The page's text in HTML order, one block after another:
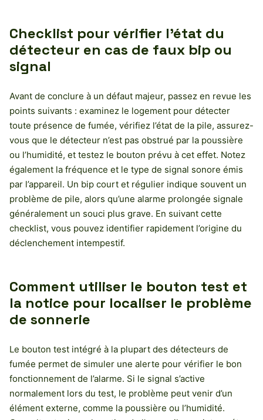
Checklist pour vérifier l’état du
détecteur en cas de faux bip ou
signal
Avant de conclure à un défaut majeur, passez en revue les
points suivants : examinez le logement pour détecter
toute présence de fumée, vérifiez l’état de la pile, assurez-
vous que le détecteur n’est pas obstrué par la poussière
ou l’humidité, et testez le bouton prévu à cet effet. Notez
également la fréquence et le type de signal sonore émis
par l’appareil. Un bip court et régulier indique souvent un
problème de pile, alors qu’une alarme prolongée signale
généralement un souci plus grave. En suivant cette
checklist, vous pouvez identifier rapidement l’origine du
déclenchement intempestif.
Comment utiliser le bouton test et
la notice pour localiser le problème
de sonnerie
Le bouton test intégré à la plupart des détecteurs de
fumée permet de simuler une alerte pour vérifier le bon
fonctionnement de l’alarme. Si le signal s’active
normalement lors du test, le problème peut venir d’un
élément externe, comme la poussière ou l’humidité.